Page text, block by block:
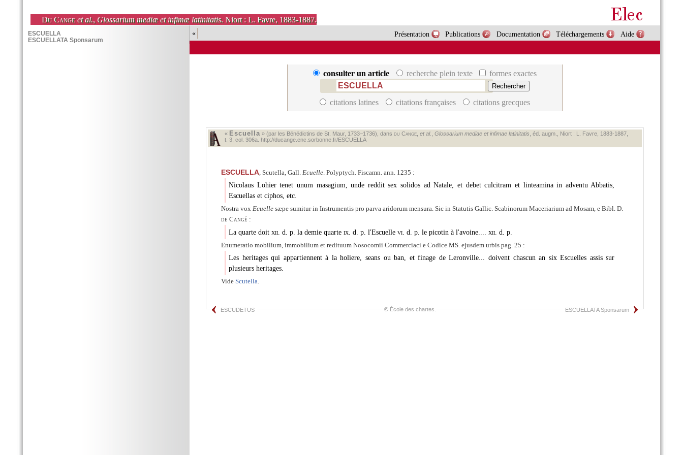
Du Cange et al., Glossarium mediæ et infimæ latinitatis. Niort : L. Favre, 1883-1887.
« Aide
Téléchargements
Documentation
Publications
Présentation
consulter un article recherche plein texte formes exactes
citations latines citations françaises citations grecques
« Escuella » (par les Bénédictins de St. Maur, 1733–1736), dans du Cange, et al. Glossarium mediae et infimae latinitatis , éd. augm., Niort : L. Favre, 1883‑1887,
t. 3, col. 306a. http://ducange.enc.sorbonne.fr/ESCUELLA
ESCUELLA, Scutella, Gall. Ecuelle. Polyptych. Fiscamn. ann. 1235 :
Nicolaus Lohier tenet unum masagium, unde reddit sex solidos ad Natale, et debet culcitram et linteamina in adventu Abbatis,
Escuellas et ciphos, etc.
Nostra vox Ecuellesæpe sumitur in Instrumentis pro parva aridorum mensura. Sic in Statutis Gallic. Scabinorum Maceriarium ad Mosam, e Bibl. D.
de Cangé :
La quarte doit xii. d. p. la demie quarte ix. d. p. l'Escuelle vi. d. p. le picotin à l'avoine.... xii. d. p.
Enumeratio mobilium, immobilium et redituum Nosocomii Commerciaci e Codice MS. ejusdem urbis pag. 25 :
Les heritages qui appartiennent à la holiere, seans ou ban, et finage de Leronville... doivent chascun an six Escuelles assis sur
plusieurs heritages.
Vide Scutella.
ESCUDETUS ESCUELLATA Sponsarum
© École des chartes